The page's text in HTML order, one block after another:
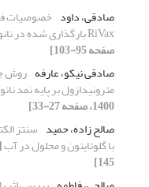
صادقی، داود خصوصیات
RiVax بارگذاری شده در نانوذرات آلژینات
صفحه 95-103]
صادقی نیکو، عارفه روش
مترونیدازول بر پایه نمد
1400، صفحه 27-33]
صالح زاده، حمید سنتز
با گلوتایتون و محلول در آب
145]